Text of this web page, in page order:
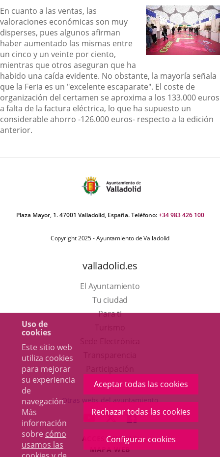
Uso de
cookies
Este sitio web
utiliza cookies
para mejorar
su experiencia
de
navegación.
Más
información
sobre cómo
usamos las
Aceptar todas las cookies
Rechazar todas las cookies
Configurar cookies
En cuanto a las ventas, las
valoraciones económicas son muy
disperses, pues algunos afirman
haber aumentado las mismas entre
un cinco y un veinte por ciento,
mientras que otros aseguran que ha
habido una caída evidente. No obstante, la mayoría señala
que la Feria es un "excelente escaparate". El coste de
organización del certamen se aproxima a los 133.000 euros
a falta de la factura eléctrica, lo que ha supuesto un
considerable ahorro -126.000 euros- respecto a la edición
anterior.
Plaza Mayor, 1. 47001 Valladolid, España. Teléfono:+34 983 426 100
Copyright 2025 - Ayuntamiento de Valladolid
valladolid.es
El Ayuntamiento
Tu ciudad
Para ti
en
una
ventana
nueva.
aplicación
externa.
Otras webs del ayuntamiento
ENLACE
A
UNA
APLICACIÓN
ENLACE
A
UNA
APLICACIÓN
ENLACE
A
UNA
ACCESIBILIDAD
MAPA WEB